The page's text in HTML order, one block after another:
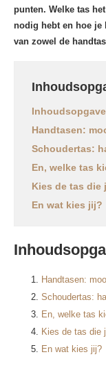
punten. Welke tas
nodig hebt en hoe je
van zowel de
Inhoudsopgave
Handtasen:
Schoudertas:
En, welke tas
Kies de tas
En wat kies jij?
Handtasen:
Schoudertas:
En, welke tas
Kies de tas die
En wat kies jij?